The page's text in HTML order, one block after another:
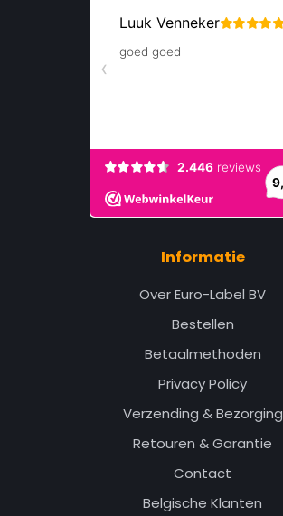
Informatie
Over Euro-Label BV
Bestellen
Betaalmethoden
Privacy Policy
Verzending & Bezorging
Retouren & Garantie
Contact
Belgische Klanten